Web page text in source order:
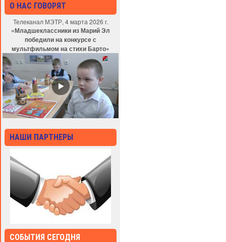
О НАС ГОВОРЯТ
Телеканал МЭТР, 4 марта 2026 г.
«Младшеклассники из Марий Эл
победили на конкурсе с
мультфильмом на стихи Барто»
НАШИ ПАРТНЕРЫ
СОБЫТИЯ СЕГОДНЯ